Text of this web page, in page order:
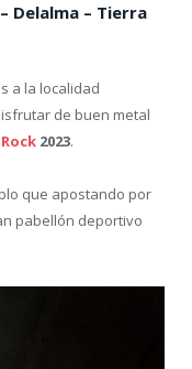
Delalma – Tierra
a la localidad
de buen metal
2023.
que apostando por
pabellón deportivo